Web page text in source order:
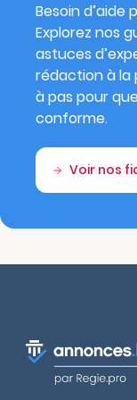
Besoin d’aide
Explorez nos
astuces
rédaction à la
à pas pour
conforme.
Voir nos